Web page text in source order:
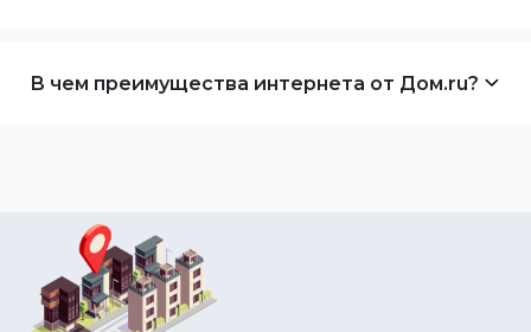
В чем преимущества интернета от Дом.ru?